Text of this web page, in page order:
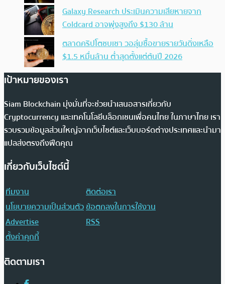
Galaxy Research ประเมินความเสียหายจาก
Coldcard อาจพุ่งสูงถึง $130 ล้าน
ตลาดคริปโตซบเซา วอลุ่มซื้อขายรายวันดิ่งเหลือ
$1.5 หมื่นล้าน ต่ำสุดตั้งแต่ต้นปี 2026
เป้าหมายของเรา
Siam Blockchain มุ่งมั่นที่จะช่วยนำเสนอสารเกี่ยวกับ
Cryptocurrency และเทคโนโลยีบล็อกเชนเพื่อคนไทย ในภาษาไทย เรา
รวบรวมข้อมูลส่วนใหญ่จากเว็บไซต์และเว็บบอร์ดต่างประเทศและนำมา
แปลส่งตรงถึงฟีดคุณ
เกี่ยวกับเว็บไซต์นี้
ทีมงาน
ติดต่อเรา
นโยบายความเป็นส่วนตัวข้อตกลงในการใช้งาน
Advertise
RSS
ตั้งค่าคุกกี้
ติดตามเรา